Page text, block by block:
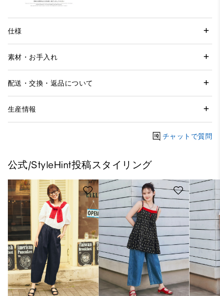
仕様
素材・お手入れ
配送・交換・返品について
生産情報
チャットで質問
公式/StyleHint投稿スタイリング